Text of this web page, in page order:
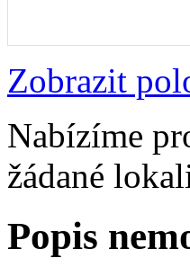
Zobrazit
Nabízíme
žádané
Popis